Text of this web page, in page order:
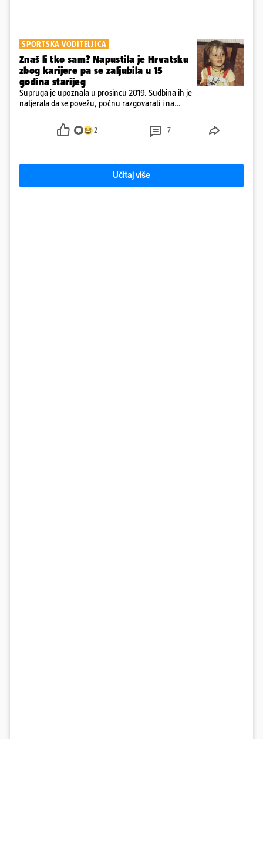
SPORTSKA VODITELJICA
Znaš li tko sam? Napustila je Hrvatsku
zbog karijere pa se zaljubila u 15
godina starijeg
Supruga je upoznala u prosincu 2019. Sudbina ih je
natjerala da se povežu, počnu razgovarati i na
2 7
Učitaj više